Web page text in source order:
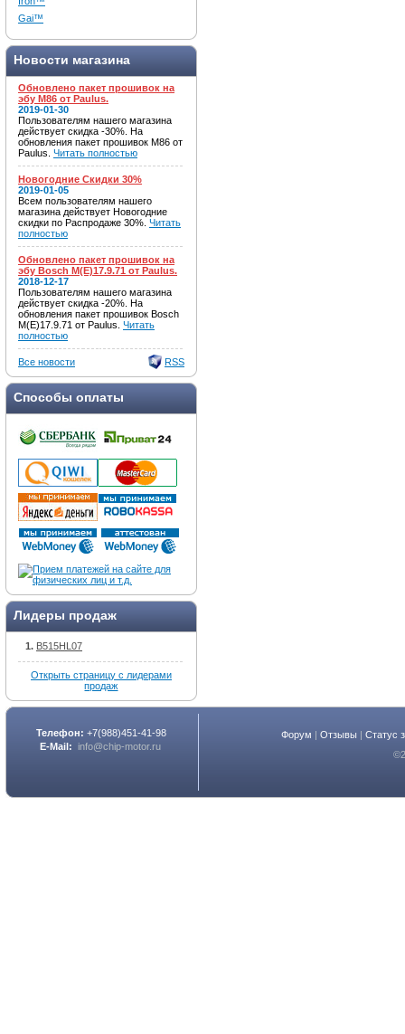
Gai™
Новости магазина
Обновлено пакет прошивок на
эбу M86 от Paulus.
2019-01-30
Пользователям нашего магазина
действует скидка -30%. На
обновления пакет прошивок M86 от
Paulus. Читать полностью
Новогодние Скидки 30%
2019-01-05
Всем пользователям нашего
магазина действует Новогодние
скидки по Распродаже 30%. Читать
полностью
Обновлено пакет прошивок на
эбу Bosch M(E)17.9.71 от Paulus.
2018-12-17
Пользователям нашего магазина
действует скидка -20%. На
обновления пакет прошивок Bosch
M(E)17.9.71 от Paulus. Читать
полностью
Все новости RSS
Способы оплаты
Лидеры продаж
B515HL07
Открыть страницу с лидерами
продаж
Телефон: +7(988)451-41-98
E-Mail: info@chip-motor.ru
Форум |Отзывы |Статус